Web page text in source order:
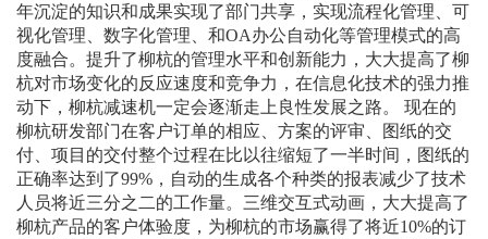
年沉淀的知识和成果实现了部门共享，实现流程化管理、可
视化管理、数字化管理、和OA办公自动化等管理模式的高
度融合。提升了柳杭的管理水平和创新能力，大大提高了柳
杭对市场变化的反应速度和竞争力，在信息化技术的强力推
动下，柳杭减速机一定会逐渐走上良性发展之路。 现在的
柳杭研发部门在客户订单的相应、方案的评审、图纸的交
付、项目的交付整个过程在比以往缩短了一半时间，图纸的
正确率达到了99%，自动的生成各个种类的报表减少了技术
人员将近三分之二的工作量。三维交互式动画，大大提高了
柳杭产品的客户体验度，为柳杭的市场赢得了将近10%的订